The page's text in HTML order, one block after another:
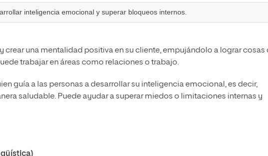
inteligencia emocional y superar bloqueos internos.
crear una mentalidad positiva en su cliente, empujándolo a lograr cosas
trabajar en áreas como relaciones o trabajo.
guía a las personas a desarrollar su inteligencia emocional, es decir,
saludable. Puede ayudar a superar miedos o limitaciones internas y